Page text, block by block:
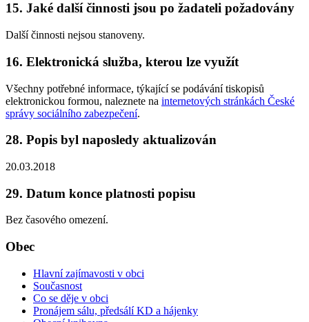
15. Jaké další činnosti jsou po žadateli požadovány
Další činnosti nejsou stanoveny.
16. Elektronická služba, kterou lze využít
Všechny potřebné informace, týkající se podávání tiskopisů
elektronickou formou, naleznete na internetových stránkách České
správy sociálního zabezpečení.
28. Popis byl naposledy aktualizován
20.03.2018
29. Datum konce platnosti popisu
Bez časového omezení.
Obec
Hlavní zajímavosti v obci
Současnost
Co se děje v obci
Pronájem sálu, předsálí KD a hájenky